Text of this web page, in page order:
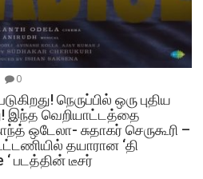
0
நெருப்பில் ஒரு புதிய
இந்த வெறியாட்டத்தை
ஒடேலா- சுதாகர் செருகூரி –
தயாரான ‘தி
படத்தின் டீசர்